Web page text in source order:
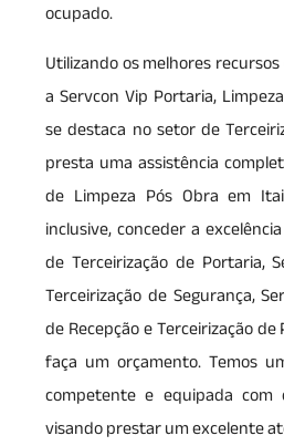
ocupado.
Utilizando os melhores
a Servcon Vip Portaria,
se destaca no setor de
presta uma assistência
de Limpeza Pós Obra em
inclusive, conceder a
de Terceirização de Portaria,
Terceirização de Segurança,
de Recepção e Terceirização
faça um orçamento. Temos
competente e equipada com
visando prestar um excelente